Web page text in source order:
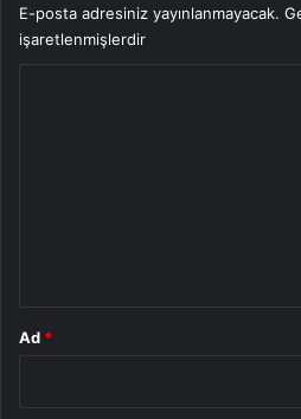
E-posta adresiniz yayınlanmayacak.
işaretlenmişlerdir
Ad *